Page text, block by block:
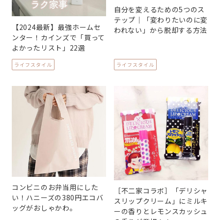
【2024最新】最強ホームセ
ンター！カインズで「買って
よかったリスト」22選
ライフスタイル
自分を変えるための5つのス
テップ｜「変わりたいのに変
われない」から脱却する方法
ライフスタイル
コンビニのお弁当用にした
い！ハニーズの380円エコバ
ッグがおしゃかわ。
［不二家コラボ］「デリシャ
スリップクリーム」にミルキ
ーの香りとレモンスカッシュ